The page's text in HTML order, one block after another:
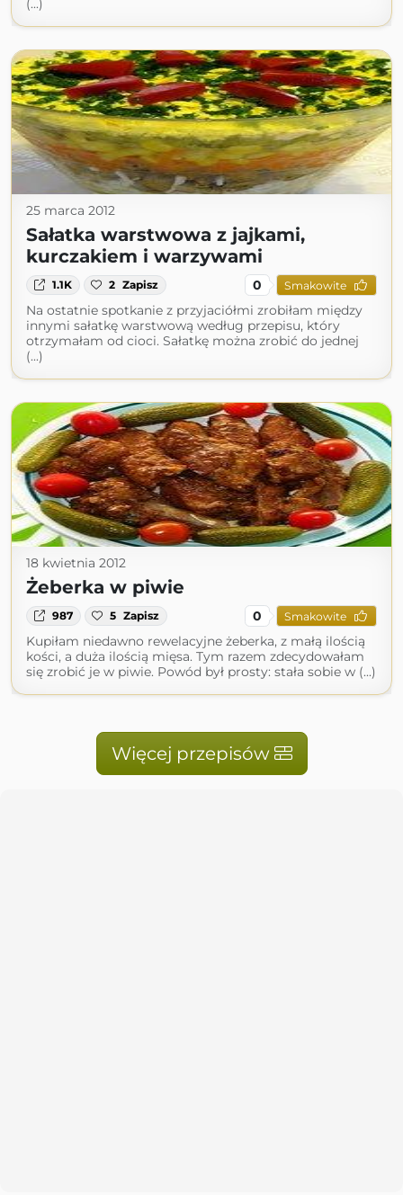
(...)
25 marca 2012
Sałatka warstwowa z jajkami,
kurczakiem i warzywami
1.1K 2 Zapisz 0 Smakowite
Na ostatnie spotkanie z przyjaciółmi zrobiłam między
innymi sałatkę warstwową według przepisu, który
otrzymałam od cioci. Sałatkę można zrobić do jednej
(...)
18 kwietnia 2012
Żeberka w piwie
987 5 Zapisz 0 Smakowite
Kupiłam niedawno rewelacyjne żeberka, z małą ilością
kości, a duża ilością mięsa. Tym razem zdecydowałam
się zrobić je w piwie. Powód był prosty: stała sobie w (...)
Więcej przepisów